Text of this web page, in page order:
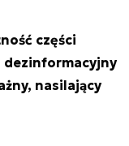
części
dezinformacyjny
nasilający